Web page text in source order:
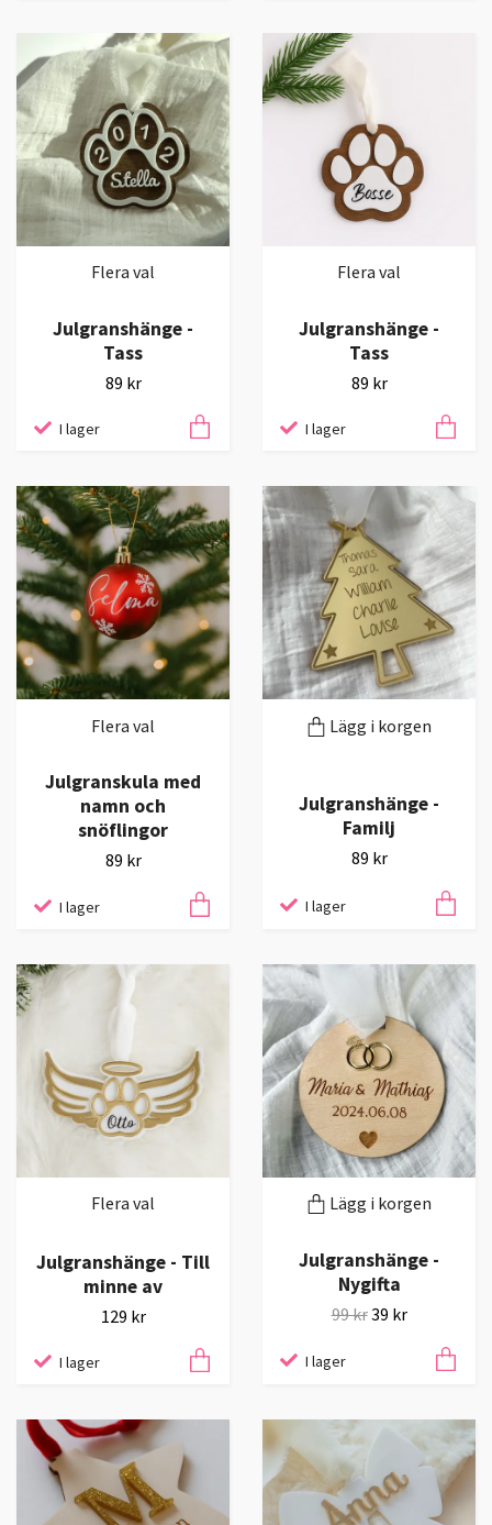
Flera val
Julgranshänge -
Tass
89 kr
I lager
Flera val
Julgranshänge -
Tass
89 kr
I lager
Flera val
Julgranskula med
namn och
snöflingor
89 kr
I lager
Lägg i korgen
Julgranshänge -
Familj
89 kr
I lager
Flera val
Julgranshänge - Till
minne av
129 kr
I lager
Lägg i korgen
Julgranshänge -
Nygifta
99 kr39 kr
I lager